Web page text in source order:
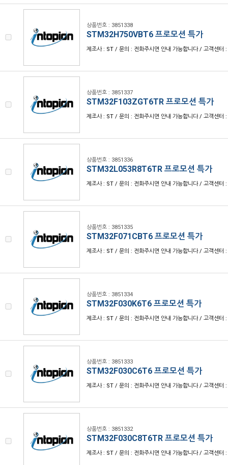
상품번호 : 3851338
STM32H750VBT6 프로모션 특가
제조사 : ST / 문의 : 전화주시면 안내 가능합니다 / 고객센터
상품번호 : 3851337
STM32F103ZGT6TR 프로모션 특가
제조사 : ST / 문의 : 전화주시면 안내 가능합니다 / 고객센터
상품번호 : 3851336
STM32L053R8T6TR 프로모션 특가
제조사 : ST / 문의 : 전화주시면 안내 가능합니다 / 고객센터
상품번호 : 3851335
STM32F071CBT6 프로모션 특가
제조사 : ST / 문의 : 전화주시면 안내 가능합니다 / 고객센터
상품번호 : 3851334
STM32F030K6T6 프로모션 특가
제조사 : ST / 문의 : 전화주시면 안내 가능합니다 / 고객센터
상품번호 : 3851333
STM32F030C6T6 프로모션 특가
제조사 : ST / 문의 : 전화주시면 안내 가능합니다 / 고객센터
상품번호 : 3851332
STM32F030C8T6TR 프로모션 특가
제조사 : ST / 문의 : 전화주시면 안내 가능합니다 / 고객센터